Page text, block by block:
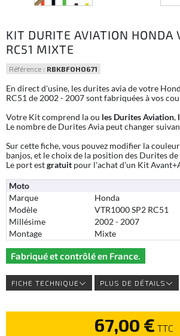
KIT DURITE AVIATION HONDA
RC51 MIXTE
Référence : RBKBFOHO671
En direct d'usine, les durites avia de votre
RC51 de 2002 - 2007 sont fabriquées à vos
Votre Kit comprend la ou les Durites Aviation,
Le nombre de Durites Avia peut changer
Sur cette fiche, vous pouvez modifier la
banjos, et le choix de la position des Durites
Le port estgratuit pour l'achat d'un Kit
Moto
Marque
Honda
Modèle
VTR1000 SP2 RC51
Millésime
2002 - 2007
Montage
Mixte
Fabriqué et contrôlé en France.
FICHE TECHNIQUE PLUS DE DÉTAILS
67,00 € TTC